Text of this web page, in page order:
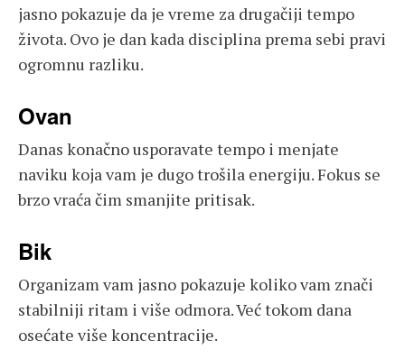
jasno pokazuje da je vreme za drugačiji tempo
života. Ovo je dan kada disciplina prema sebi pravi
ogromnu razliku.
Ovan
Danas konačno usporavate tempo i menjate
naviku koja vam je dugo trošila energiju. Fokus se
brzo vraća čim smanjite pritisak.
Bik
Organizam vam jasno pokazuje koliko vam znači
stabilniji ritam i više odmora. Već tokom dana
osećate više koncentracije.